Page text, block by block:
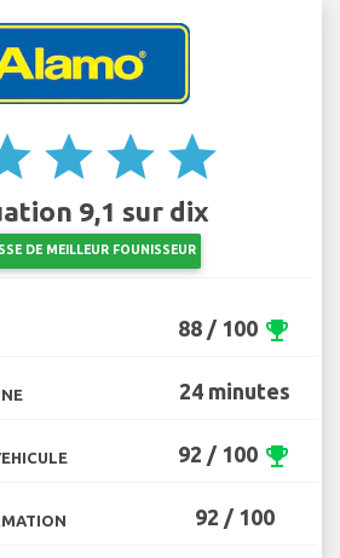
star star star
9,1 sur dix
DE MEILLEUR FOUNISSEUR
88 / 100 emoji_events
24 minutes
92 / 100 emoji_events
92 / 100